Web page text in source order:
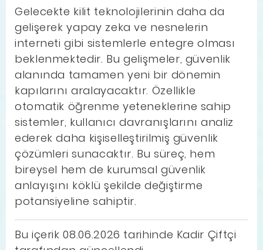
Gelecekte kilit teknolojilerinin daha da
gelişerek yapay zeka ve nesnelerin
interneti gibi sistemlerle entegre olması
beklenmektedir. Bu gelişmeler, güvenlik
alanında tamamen yeni bir dönemin
kapılarını aralayacaktır. Özellikle
otomatik öğrenme yeteneklerine sahip
sistemler, kullanıcı davranışlarını analiz
ederek daha kişiselleştirilmiş güvenlik
çözümleri sunacaktır. Bu süreç, hem
bireysel hem de kurumsal güvenlik
anlayışını köklü şekilde değiştirme
potansiyeline sahiptir.
Bu içerik 08.06.2026 tarihinde Kadir Çiftçi